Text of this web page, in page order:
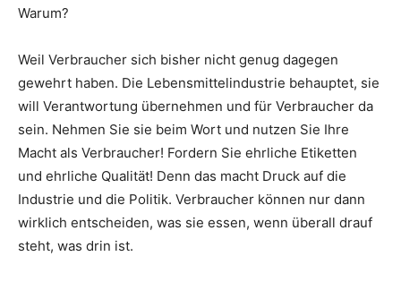
Warum?
Weil Verbraucher sich bisher nicht genug dagegen
gewehrt haben. Die Lebensmittelindustrie behauptet, sie
will Verantwortung übernehmen und für Verbraucher da
sein. Nehmen Sie sie beim Wort und nutzen Sie Ihre
Macht als Verbraucher! Fordern Sie ehrliche Etiketten
und ehrliche Qualität! Denn das macht Druck auf die
Industrie und die Politik. Verbraucher können nur dann
wirklich entscheiden, was sie essen, wenn überall drauf
steht, was drin ist.